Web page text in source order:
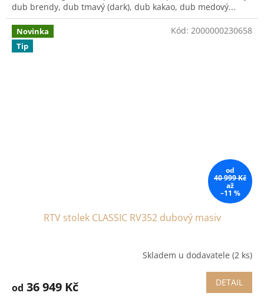
dub brendy, dub tmavý (dark), dub kakao, dub medový...
Novinka
Tip
od
40 999 Kč
až
–11 %
RTV stolek CLASSIC RV352 dubový masiv
Skladem u dodavatele (2 ks)
od 36 949 Kč DETAIL
Kód: 2000000230658